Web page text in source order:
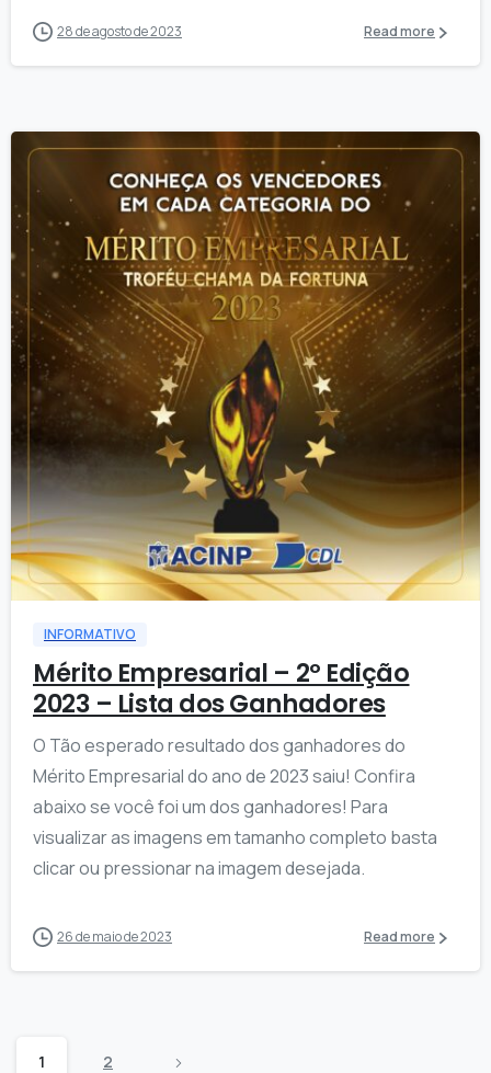
28 de agosto de 2023 Read more
8
INFORMATIVO
Mérito Empresarial – 2º Edição
2023 – Lista dos Ganhadores
O Tão esperado resultado dos ganhadores do
Mérito Empresarial do ano de 2023 saiu! Confira
abaixo se você foi um dos ganhadores! Para
visualizar as imagens em tamanho completo basta
clicar ou pressionar na imagem desejada.
26 de maio de 2023 Read more
1 2